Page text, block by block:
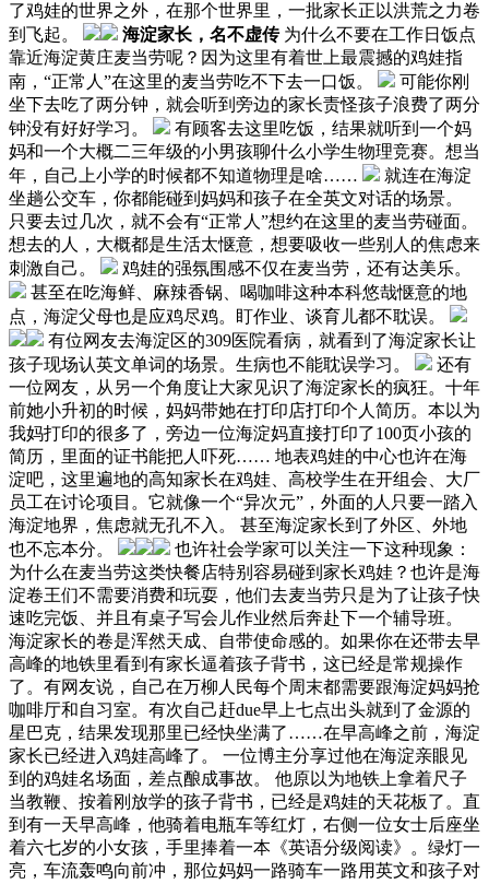
了鸡娃的世界之外，在那个世界里，一批家长正以洪荒之力卷
到飞起。
海淀家长，名不虚传为什么不要在工作日饭点
靠近海淀黄庄麦当劳呢？因为这里有着世上最震撼的鸡娃指
南，“正常人”在这里的麦当劳吃不下去一口饭。
可能你刚
坐下去吃了两分钟，就会听到旁边的家长责怪孩子浪费了两分
钟没有好好学习。
有顾客去这里吃饭，结果就听到一个妈
妈和一个大概二三年级的小男孩聊什么小学生物理竞赛。想当
年，自己上小学的时候都不知道物理是啥……
就连在海淀
坐趟公交车，你都能碰到妈妈和孩子在全英文对话的场景。
只要去过几次，就不会有“正常人”想约在这里的麦当劳碰面。
想去的人，大概都是生活太惬意，想要吸收一些别人的焦虑来
刺激自己。
鸡娃的强氛围感不仅在麦当劳，还有达美乐。
甚至在吃海鲜、麻辣香锅、喝咖啡这种本科悠哉惬意的地
点，海淀父母也是应鸡尽鸡。盯作业、谈育儿都不耽误。
有位网友去海淀区的309医院看病，就看到了海淀家长让
孩子现场认英文单词的场景。生病也不能耽误学习。
还有
一位网友，从另一个角度让大家见识了海淀家长的疯狂。十年
前她小升初的时候，妈妈带她在打印店打印个人简历。本以为
我妈打印的很多了，旁边一位海淀妈直接打印了100页小孩的
简历，里面的证书能把人吓死…… 地表鸡娃的中心也许在海
淀吧，这里遍地的高知家长在鸡娃、高校学生在开组会、大厂
员工在讨论项目。它就像一个“异次元”，外面的人只要一踏入
海淀地界，焦虑就无孔不入。 甚至海淀家长到了外区、外地
也不忘本分。
也许社会学家可以关注一下这种现象：
为什么在麦当劳这类快餐店特别容易碰到家长鸡娃？也许是海
淀卷王们不需要消费和玩耍，他们去麦当劳只是为了让孩子快
速吃完饭、并且有桌子写会儿作业然后奔赴下一个辅导班。
海淀家长的卷是浑然天成、自带使命感的。如果你在还带去早
高峰的地铁里看到有家长逼着孩子背书，这已经是常规操作
了。有网友说，自己在万柳人民每个周末都需要跟海淀妈妈抢
咖啡厅和自习室。有次自己赶due早上七点出头就到了金源的
星巴克，结果发现那里已经快坐满了……在早高峰之前，海淀
家长已经进入鸡娃高峰了。 一位博主分享过他在海淀亲眼见
到的鸡娃名场面，差点酿成事故。 他原以为地铁上拿着尺子
当教鞭、按着刚放学的孩子背书，已经是鸡娃的天花板了。直
到有一天早高峰，他骑着电瓶车等红灯，右侧一位女士后座坐
着六七岁的小女孩，手里捧着一本《英语分级阅读》。绿灯一
亮，车流轰鸣向前冲，那位妈妈一路骑车一路用英文和孩子对